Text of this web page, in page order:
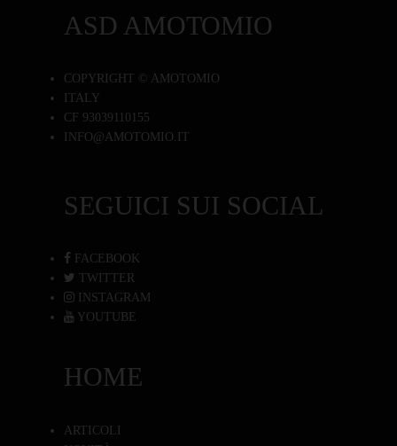
ASD AMOTOMIO
COPYRIGHT © AMOTOMIO
ITALY
CF 93039110155
INFO@AMOTOMIO.IT
SEGUICI SUI SOCIAL
FACEBOOK
TWITTER
INSTAGRAM
YOUTUBE
HOME
ARTICOLI